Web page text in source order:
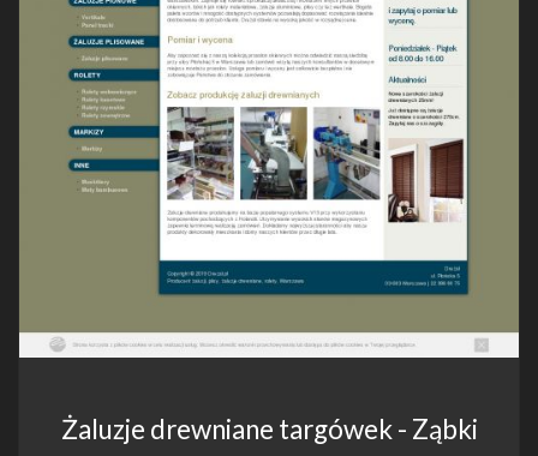
Żaluzje drewniane targówek - Ząbki